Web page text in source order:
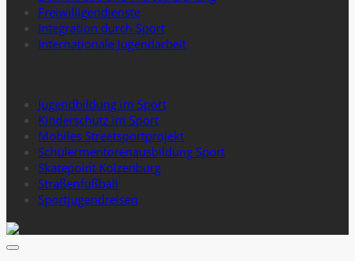
Freiwilligendienste
Integration durch Sport
Internationale Jugendarbeit
Jugendbildung im Sport
Kinderschutz im Sport
Mobiles Streetsportprojekt
Schülermentorenausbildung Sport
Skatepoint Kolzenburg
Straßenfußball
Sportjugendreisen